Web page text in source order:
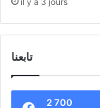
تابعنا
2 700